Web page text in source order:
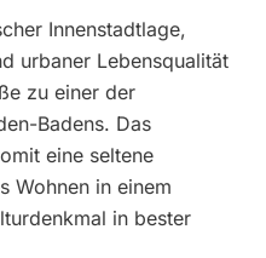
Innenstadtlage,
urbaner Lebensqualität
zu einer der
Badens. Das
eine seltene
Wohnen in einem
in bester